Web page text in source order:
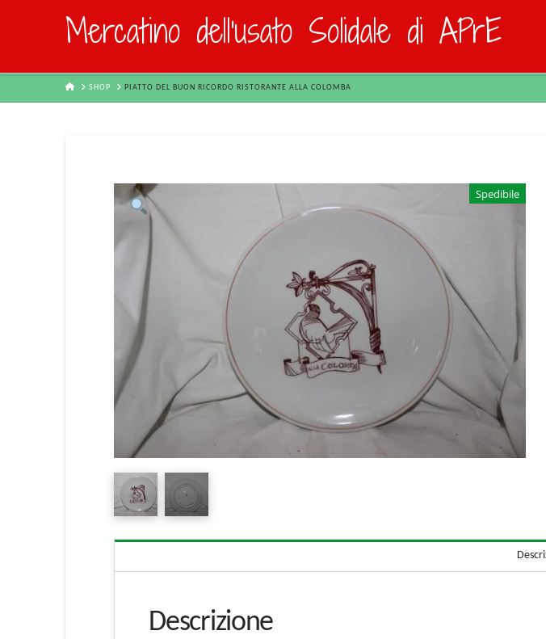
Mercatino dell'usato Solidale di APrE
HOMESHOP PIATTO DEL BUON RICORDO RISTORANTE ALLA COLOMBA
Spedibile
Descrizione